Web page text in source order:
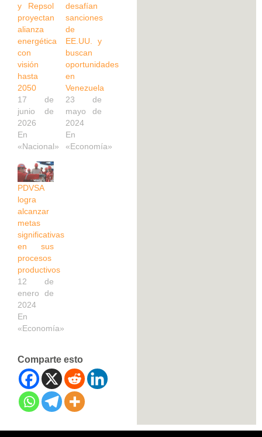
y Repsol
proyectan
alianza
energética
con
visión
hasta
2050
17 de
junio de
2026
En
«Nacional»
desafían
sanciones
de
EE.UU. y
buscan
oportunidades
en
Venezuela
23 de
mayo de
2024
En
«Economía»
PDVSA
logra
alcanzar
metas
significativas
en sus
procesos
productivos
12 de
enero de
2024
En
«Economía»
Comparte esto